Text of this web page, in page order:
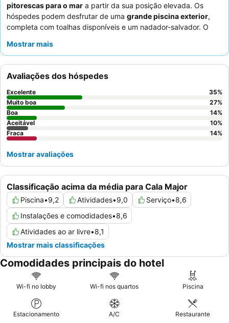
pitorescas para o mar a partir da sua posição elevada. Os
hóspedes podem desfrutar de uma grande piscina exterior,
completa com toalhas disponíveis e um nadador-salvador. O
com ostaff da receção
e variado
buffet de pequeno-almoço
experiência, considere solicitar um quarto num andar superior
para vistas ideais.
Mostrar mais
Classificação acima da média para Cala Major
Piscina•9,2 Atividades•9,0 Serviço•8,6
Instalações e comodidades•8,6
Atividades ao ar livre•8,1
Mostrar mais classificações
Avaliações dos hóspedes
Excelente 35%
Muito boa
27%
Boa
14%
Aceitável
10%
Fraca
14%
Mostrar avaliações
Comodidades principais do hotel
Wi-fi no lobby Wi-fi nos quartos Piscina
Estacionamento A/C Restaurante